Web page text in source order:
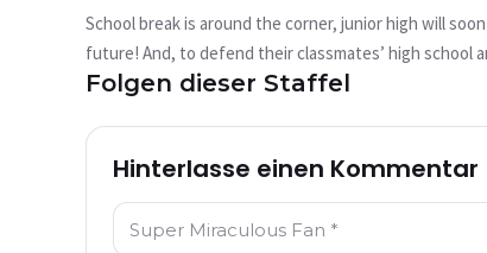
Dieses Video ist derzeit nicht verfügbar
Erneut versuchen
School break is around the corner, junior high will
future! And, to defend their classmates’ high school
believes to be nice, now?
Folgen dieser Staffel
Hinterlasse einen Kommentar
Name: *